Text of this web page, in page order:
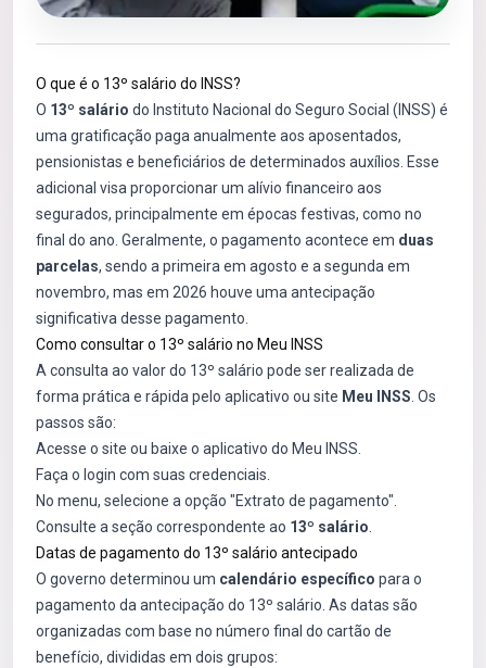
O que é o 13º salário do INSS?
O 13º salário do Instituto Nacional do Seguro Social (INSS) é
uma gratificação paga anualmente aos aposentados,
pensionistas e beneficiários de determinados auxílios. Esse
adicional visa proporcionar um alívio financeiro aos
segurados, principalmente em épocas festivas, como no
final do ano. Geralmente, o pagamento acontece em duas
parcelas, sendo a primeira em agosto e a segunda em
novembro, mas em 2026 houve uma antecipação
significativa desse pagamento.
Como consultar o 13º salário no Meu INSS
A consulta ao valor do 13º salário pode ser realizada de
forma prática e rápida pelo aplicativo ou site Meu INSS . Os
passos são:
Acesse o site ou baixe o aplicativo do Meu INSS.
Faça o login com suas credenciais.
No menu, selecione a opção "Extrato de pagamento".
Consulte a seção correspondente ao 13º salário
Datas de pagamento do 13º salário antecipado
O governo determinou um calendário específico para o
pagamento da antecipação do 13º salário. As datas são
organizadas com base no número final do cartão de
benefício, divididas em dois grupos: